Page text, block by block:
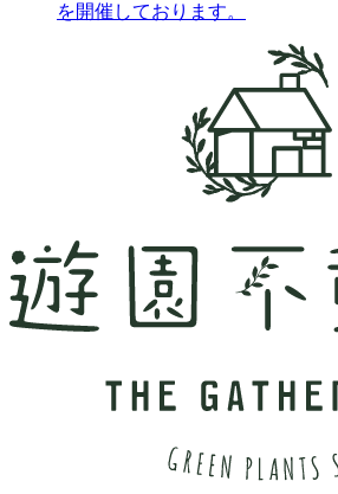
を開催しております。